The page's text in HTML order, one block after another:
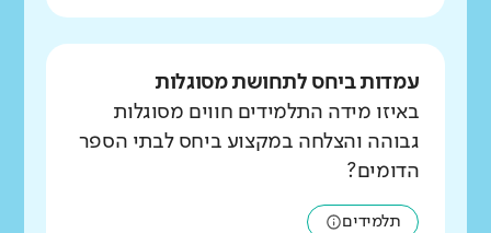
עמדות ביחס לתחושת מסוגלות
באיזו מידה התלמידים חווים מסוגלות
גבוהה והצלחה במקצוע ביחס לבתי הספר
הדומים?
תלמידים